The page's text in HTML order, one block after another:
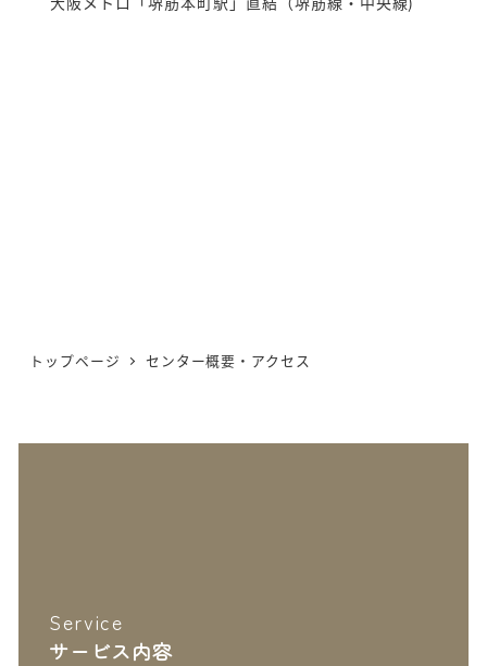
トップページ センター概要・アクセス
Service
サービス内容